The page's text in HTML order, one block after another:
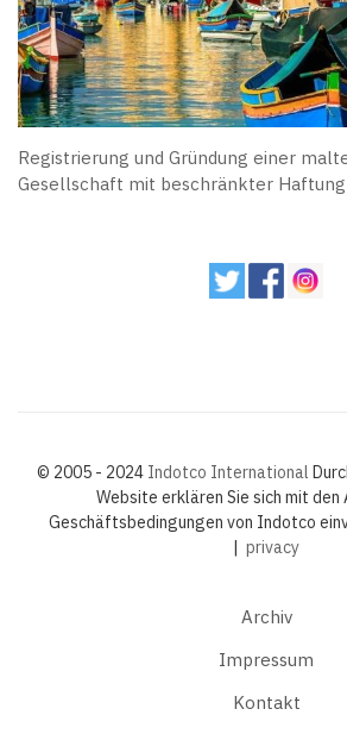
Registrierung und Gründung einer
Gesellschaft mit beschränkter Haftung
© 2005 - 2024 Indotco International
Website erklären Sie sich mit den
Geschäftsbedingungen von Indotco
| privacy
Archiv
Impressum
Kontakt